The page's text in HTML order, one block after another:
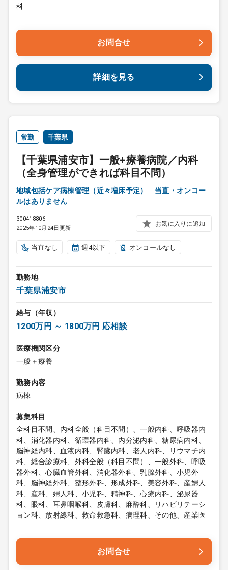
科
お問合せ
詳細を見る
常勤 千葉県
【千葉県浦安市】一般+療養病院／内科
（全身管理ができれば科目不問）
地域包括ケア病棟管理（近々増床予定） 当直・オンコー
ルはありません
300418806
2025年10月24日更新
お気に入りに追加
当直なし 週4以下 オンコールなし
勤務地
千葉県浦安市
給与（年収）
1200万円 ～ 1800万円 応相談
医療機関区分
一般＋療養
勤務内容
病棟
募集科目
全科目不問、内科全般（科目不問）、一般内科、呼吸器内
科、消化器内科、循環器内科、内分泌内科、糖尿病内科、
脳神経内科、血液内科、腎臓内科、老人内科、リウマチ内
科、総合診療科、外科全般（科目不問）、一般外科、呼吸
器外科、心臓血管外科、消化器外科、乳腺外科、小児外
科、脳神経外科、整形外科、形成外科、美容外科、産婦人
科、産科、婦人科、小児科、精神科、心療内科、泌尿器
科、眼科、耳鼻咽喉科、皮膚科、麻酔科、リハビリテーシ
ョン科、放射線科、救命救急科、病理科、その他、産業医
お問合せ